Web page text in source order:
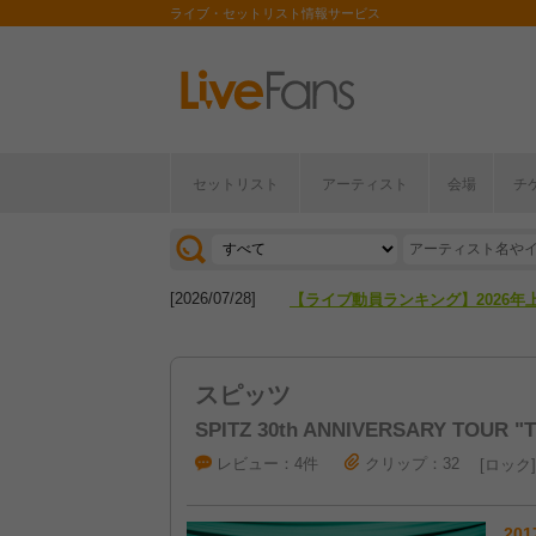
ライブ・セットリスト情報サービス
セットリスト アーティスト 会場 チ
[2026/04/27] 【フェス特集2026】フェス情報は
[2026/07/28] 【ライブ動員ランキング】2026年
スピッツ
SPITZ 30th ANNIVERSARY TOUR
レビュー：4件 クリップ：32 ロック